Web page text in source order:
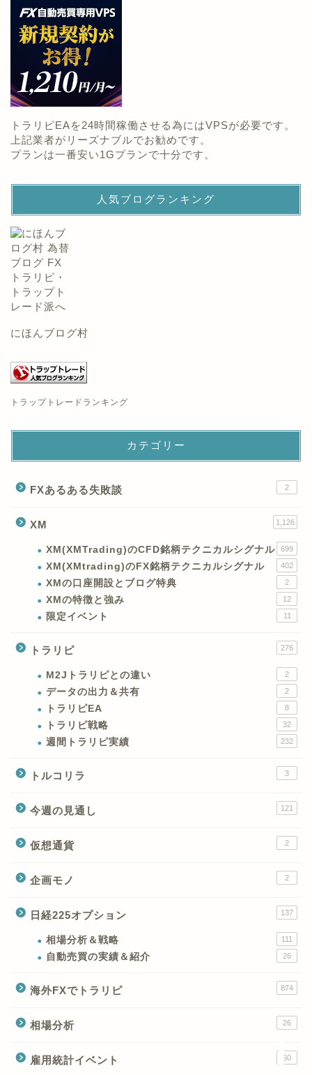
トラリピEAを24時間稼働させる為にはVPSが必要です。
上記業者がリーズナブルでお勧めです。
プランは一番安い1Gプランで十分です。
人気ブログランキング
にほんブログ村
トラップトレードランキング
カテゴリー
FXあるある失敗談 2
XM 1,126
XM(XMTrading)のCFD銘柄テクニカルシグナル 699
XM(XMtrading)のFX銘柄テクニカルシグナル 402
XMの口座開設とブログ特典 2
XMの特徴と強み 12
限定イベント 11
トラリピ 276
M2Jトラリピとの違い 2
データの出力＆共有 2
トラリピEA 8
トラリピ戦略 32
週間トラリピ実績 232
トルコリラ 3
今週の見通し 121
仮想通貨 2
企画モノ 2
日経225オプション 137
相場分析＆戦略 111
自動売買の実績＆紹介 26
海外FXでトラリピ 874
相場分析 26
雇用統計イベント 60